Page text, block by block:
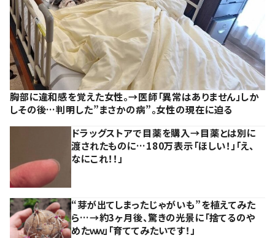
胸部に違和感を覚えた女性。→医師「異常はありません」しか
しその後…判明した”まさかの病”。女性の現在に迫る
ドラッグストアで目薬を購入→目薬とは別に
渡されたものに…180万表示「ほしい！」「え、
なにこれ！！」
“芽が出てしまったじゃがいも”を植えてみた
ら…→約3ヶ月後、驚きの光景に「捨てるのや
めたｗｗ」「育ててみたいです！」